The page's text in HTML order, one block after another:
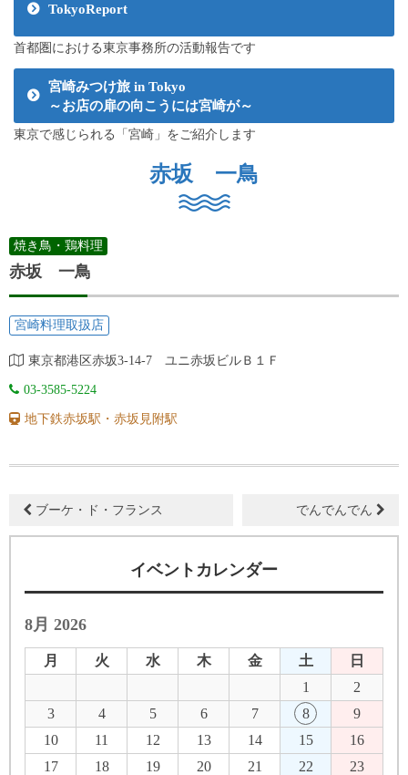
TokyoReport
首都圏における東京事務所の活動報告です
宮崎みつけ旅 in Tokyo
～お店の扉の向こうには宮崎が～
東京で感じられる「宮崎」をご紹介します
赤坂 一鳥
焼き鳥・鶏料理
赤坂 一鳥
宮崎料理取扱店
東京都港区赤坂3-14-7 ユニ赤坂ビルＢ１Ｆ
03-3585-5224
地下鉄赤坂駅・赤坂見附駅
ブーケ・ド・フランス でんでんでん
イベントカレンダー
8月 2026
月 火 水 木 金 土
日
1
2
3
4 5 6 7 8
9
10
11 12 13 14 15
16
17
18 19 20 21 22
23